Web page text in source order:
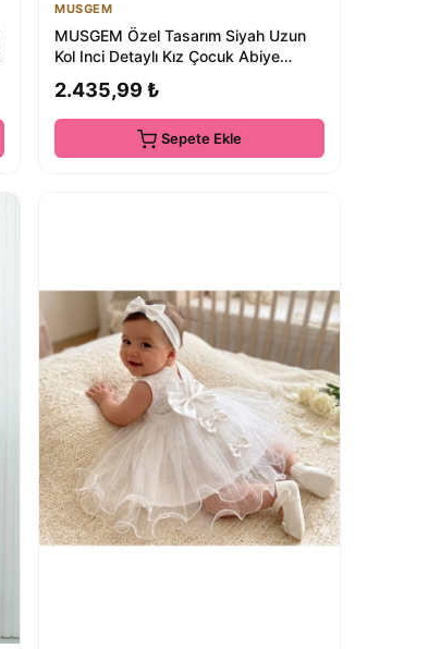
MUSGEM
MUSGEM Özel Tasarım Siyah Uzun
Kol Inci Detaylı Kız Çocuk Abiye
2.435,99 ₺
Sepete Ekle